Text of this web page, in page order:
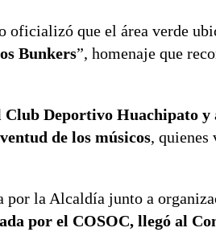
que el área verde
Bunkers”, homenaje que
Deportivo Huachipato
de los músicos, quienes
por la Alcaldía junto a
por el COSOC, llegó al